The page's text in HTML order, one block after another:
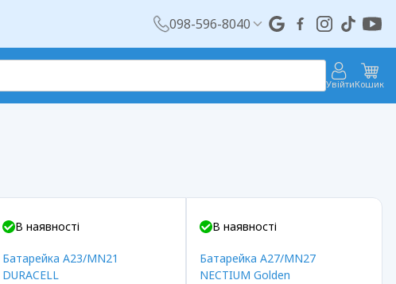
098-596-8040
УвійтиКошик
В наявності
Батарейка A23/MN21
DURACELL
В наявності
Батарейка A27/MN27
NECTIUM Golden